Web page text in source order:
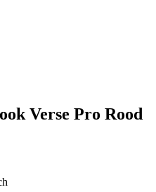
Verse Pro Rood